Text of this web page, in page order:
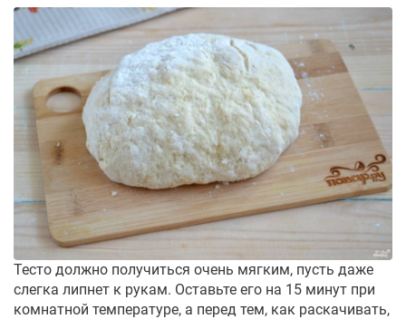
Тесто должно получиться очень мягким, пусть даже
слегка липнет к рукам. Оставьте его на 15 минут при
комнатной температуре, а перед тем, как раскачивать,